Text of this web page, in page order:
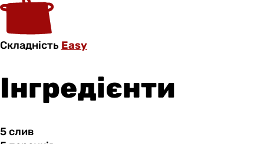
Складність Easy
Інгредієнти
5 слив